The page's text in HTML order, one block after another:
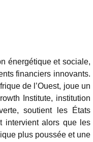
énergétique et sociale,
financiers innovants.
de l’Ouest, joue un
Institute, institution
soutient les États
intervient alors que les
plus poussée et une